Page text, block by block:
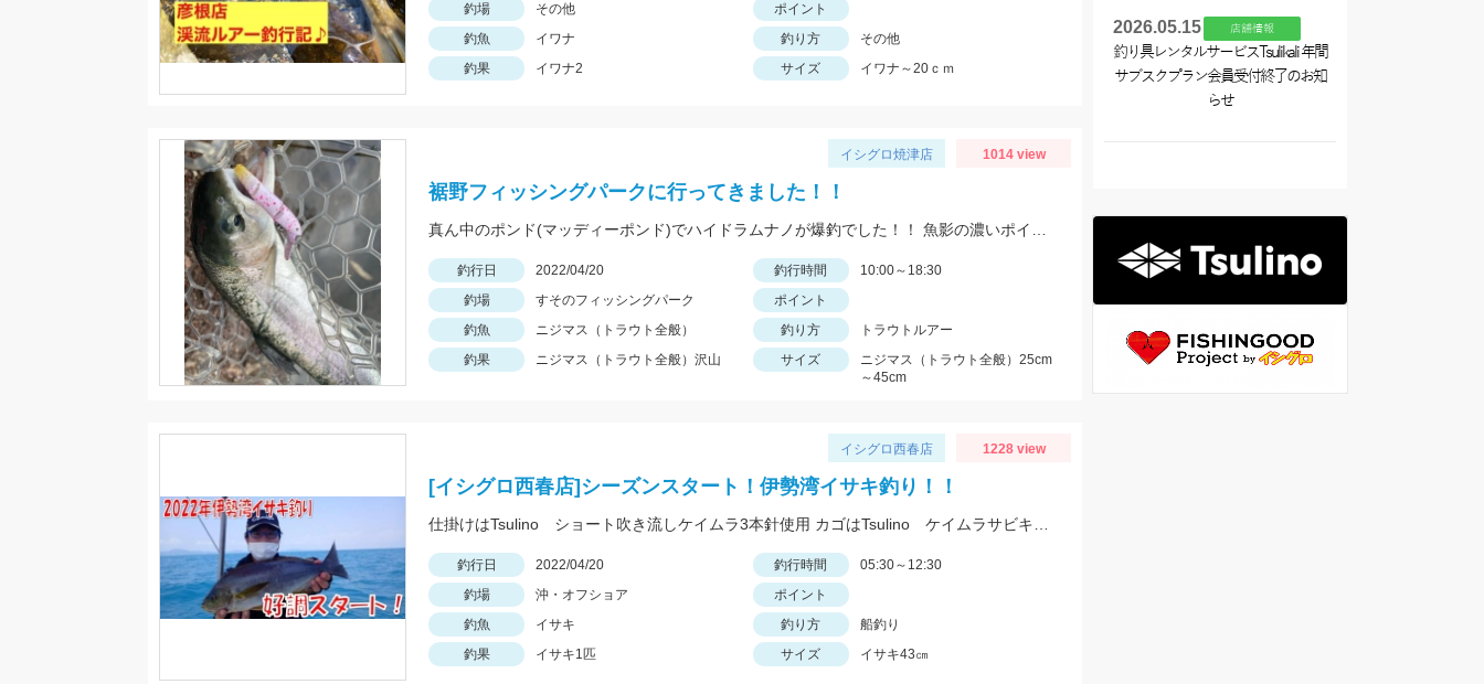
釣場
その他
ポイント
釣魚
イワナ 釣り方
その他
釣果
イワナ2 サイズ イワナ～20ｃｍ
イシグロ焼津店 1014 view
裾野フィッシングパークに行ってきました！！
釣行日 2022/04/20 釣行時間
10:00～18:30
釣場
すそのフィッシングパーク
ポイント
釣魚
ニジマス（トラウト全般） 釣り方
トラウトルアー
釣果
ニジマス（トラウト全般）沢山 サイズ
ニジマス（トラウト全般）25cm
～45cm
イシグロ西春店 1228 view
[イシグロ西春店]シーズンスタート！伊勢湾イサキ釣り！！
釣行日 2022/04/20 釣行時間
05:30～12:30
釣場
沖・オフショア
ポイント
釣魚
イサキ 釣り方
船釣り
釣果
イサキ1匹 サイズ イサキ43㎝
2026.05.15 店舗情報
釣り具レンタルサービスTsulikali 年間
サブスクプラン会員受付終了のお知
らせ